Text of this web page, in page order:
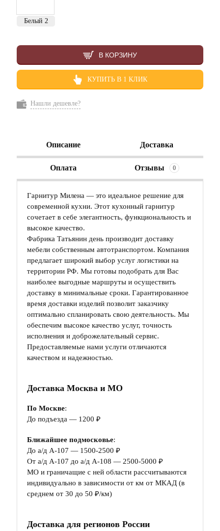
Белый 2
В КОРЗИНУ
КУПИТЬ В 1 КЛИК
Нашли дешевле?
Описание Доставка
Оплата Отзывы 0
Гарнитур Милена — это идеальное решение для
современной кухни. Этот кухонный гарнитур
сочетает в себе элегантность, функциональность и
высокое качество.
Фабрика Татьянин день производит доставку
мебели собственным автотранспортом. Компания
предлагает широкий выбор услуг логистики на
территории РФ. Мы готовы подобрать для Вас
наиболее выгодные маршруты и осуществить
доставку в минимальные сроки. Гарантированное
время доставки изделий позволит заказчику
оптимально спланировать свою деятельность. Мы
обеспечим высокое качество услуг, точность
исполнения и доброжелательный сервис.
Предоставляемые нами услуги отличаются
качеством и надежностью.
Доставка Москва и МО
По Москве:
До подъезда — 1200 ₽
Ближайшее подмосковье:
До а/д А-107 — 1500-2500 ₽
От а/д А-107 до а/д А-108 — 2500-5000 ₽
МО и граничащие с ней области рассчитываются
индивидуально в зависимости от км от МКАД (в
среднем от 30 до 50 ₽/км)
Доставка для регионов России